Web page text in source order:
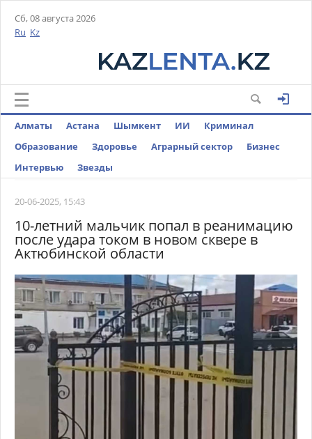
Сб, 08 августа 2026
Ru Kz
Алматы Астана Шымкент ИИ
Криминал
Образование
Здоровье Аграрный сектор
Бизнес
Интервью
Звезды
20-06-2025, 15:43
10-летний мальчик попал в реанимацию
после удара током в новом сквере в
Актюбинской области